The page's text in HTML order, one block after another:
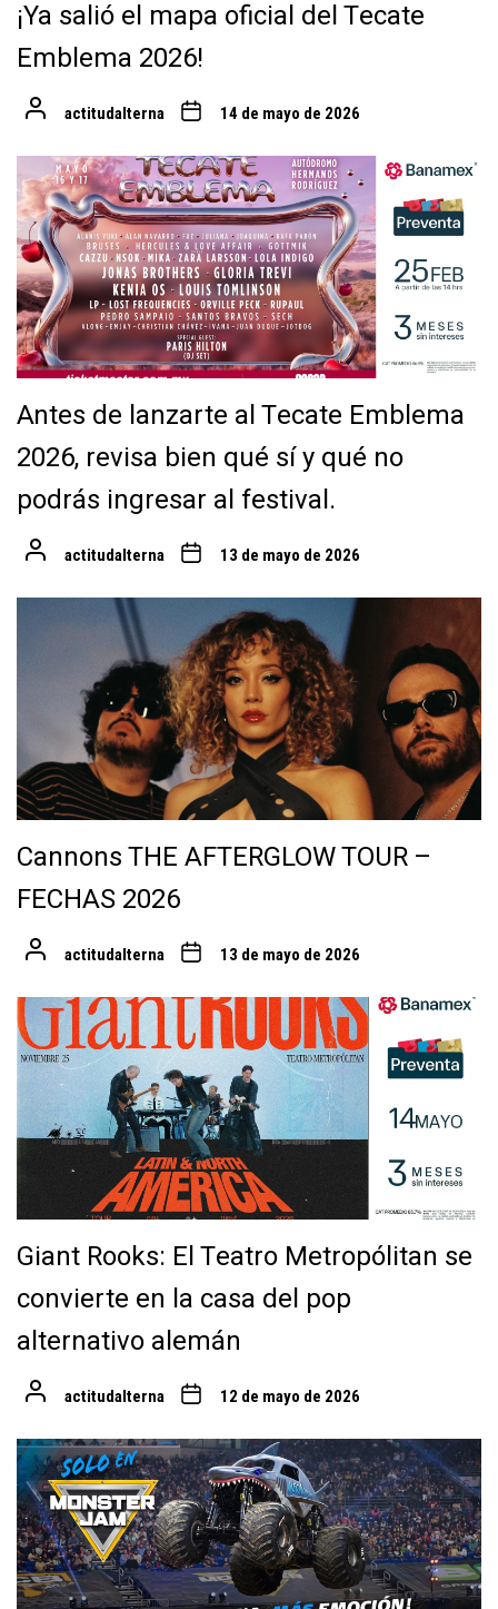
¡Ya salió el mapa oficial del Tecate
Emblema 2026!
actitudalterna 14 de mayo de 2026
Antes de lanzarte al Tecate Emblema
2026, revisa bien qué sí y qué no
podrás ingresar al festival.
actitudalterna 13 de mayo de 2026
Cannons THE AFTERGLOW TOUR –
FECHAS 2026
actitudalterna 13 de mayo de 2026
Giant Rooks: El Teatro Metropólitan se
convierte en la casa del pop
alternativo alemán
actitudalterna 12 de mayo de 2026